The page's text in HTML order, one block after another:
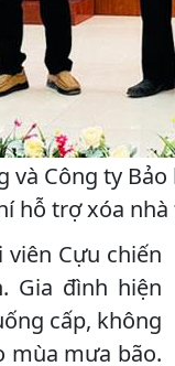
và Công ty
hỗ trợ xóa
viên Cựu chiến
Gia đình hiện
cấp, không
mùa mưa bão.